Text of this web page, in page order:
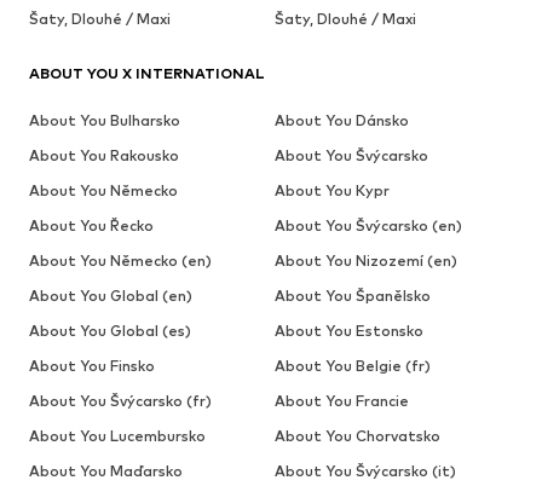
Šaty, Dlouhé / Maxi Šaty, Dlouhé / Maxi
ABOUT YOU X INTERNATIONAL
About You Bulharsko
About You Dánsko
About You Rakousko
About You Švýcarsko
About You Německo
About You Kypr
About You Řecko
About You Švýcarsko (en)
About You Německo (en)
About You Nizozemí (en)
About You Global (en)
About You Španělsko
About You Global (es)
About You Estonsko
About You Finsko
About You Belgie (fr)
About You Švýcarsko (fr)
About You Francie
About You Lucembursko
About You Chorvatsko
About You Maďarsko
About You Švýcarsko (it)